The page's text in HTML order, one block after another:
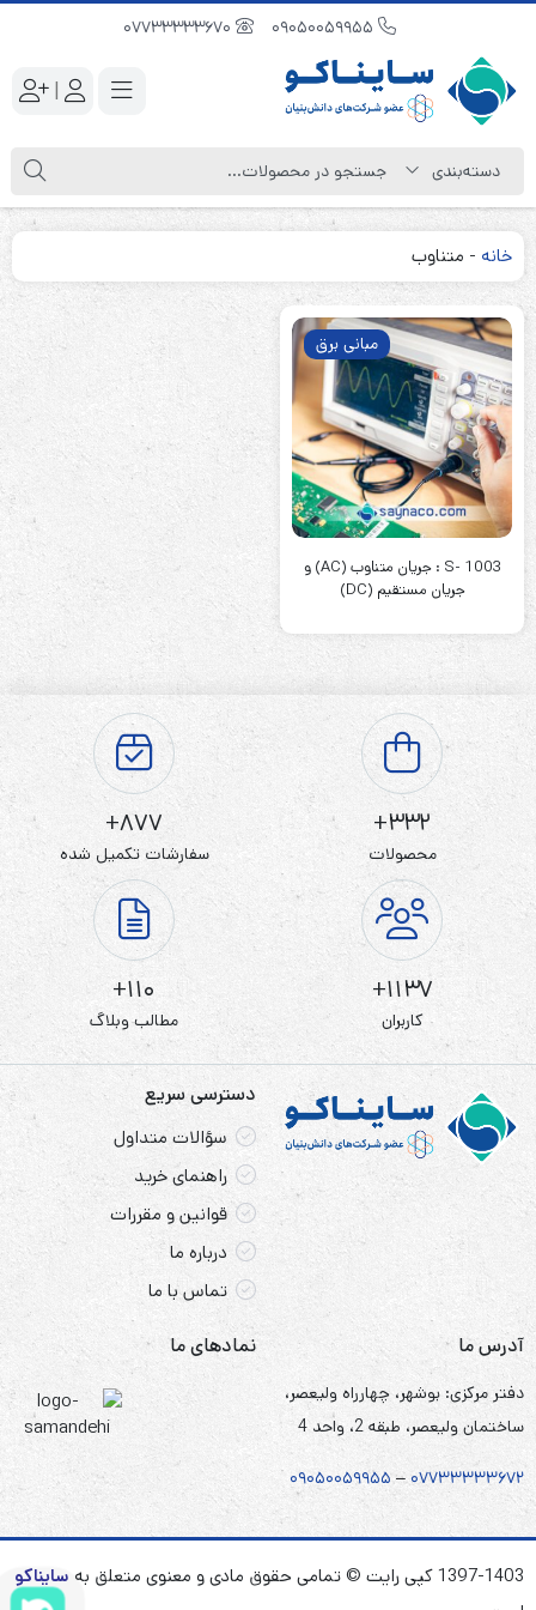
|
خانه - متناوب
مبانی برق
S- 1003 : جریان متناوب (AC) و
جریان مستقیم (DC)
332+
محصولات
877+
سفارشات تکمیل شده
1137+
کاربران
110+
مطالب وبلاگ
دسترسی سریع
سؤالات متداول
راهنمای خرید
قوانین و مقررات
درباره ما
تماس با ما
آدرس ما
دفتر مرکزی: بوشهر، چهارراه ولیعصر،
ساختمان ولیعصر، طبقه 2، واحد 4
۰۷۷۳۳۳۳۳۶۷۲ – ۰۹۰۵۰۰۵۹۹۵۵
نمادهای ما
1397-1403 کپی رایت © تمامی حقوق مادی و معنوی متعلق به
سایناکو